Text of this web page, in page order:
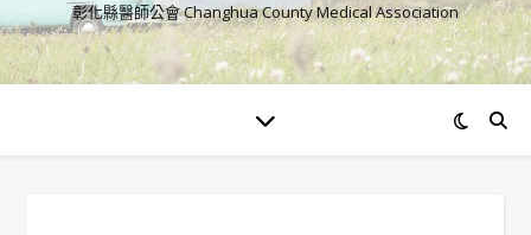
彰化縣醫師公會 Changhua County Medical Association